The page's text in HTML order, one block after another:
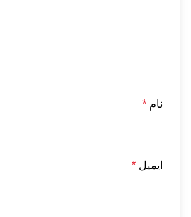
نام *
ایمیل *